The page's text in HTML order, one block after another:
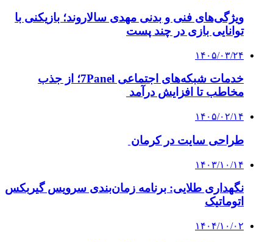
ویژگی‌های فنی و بدنی مهدی سالاروند؛ بازیکنی با
توانایی بازی در چند پست
۱۴۰۵/۰۳/۲۴
خدمات شبکه‌های اجتماعی 7Panel؛ از جذب
مخاطب تا افزایش درآمد
۱۴۰۵/۰۲/۱۴
طراحی سایت در کرمان
۱۴۰۳/۱۰/۱۴
نگهداری طلایی: برنامه زمان‌بندی سرویس گیربکس
اتوماتیک
۱۴۰۴/۱۰/۰۲